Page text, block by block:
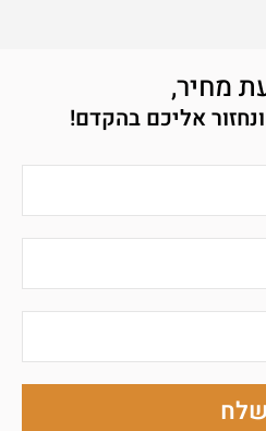
מחיר,
אליכם בהקדם!
שלח